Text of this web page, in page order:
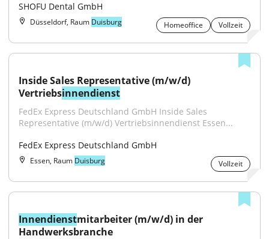
SHOFU Dental GmbH
Düsseldorf, Raum Duisburg Homeoffice Vollzeit
Inside Sales Representative (m/w/d)
Vertriebsinnendienst
FedEx Express Deutschland GmbH Inside Sales
Representative (m/w/d) Vertriebsinnendienst Essen...
FedEx Express Deutschland GmbH
Essen, Raum Duisburg Vollzeit
Innendienstmitarbeiter (m/w/d) in der
Handwerksbranche